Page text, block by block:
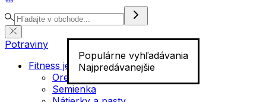
Populárne vyhľadávania
Najpredávanejšie
Potraviny
Fitness jedlo
Orechy
Semienka